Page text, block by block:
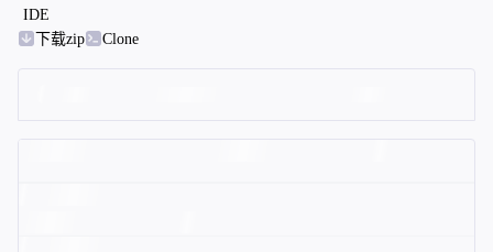
IDE
下载zip
Clone